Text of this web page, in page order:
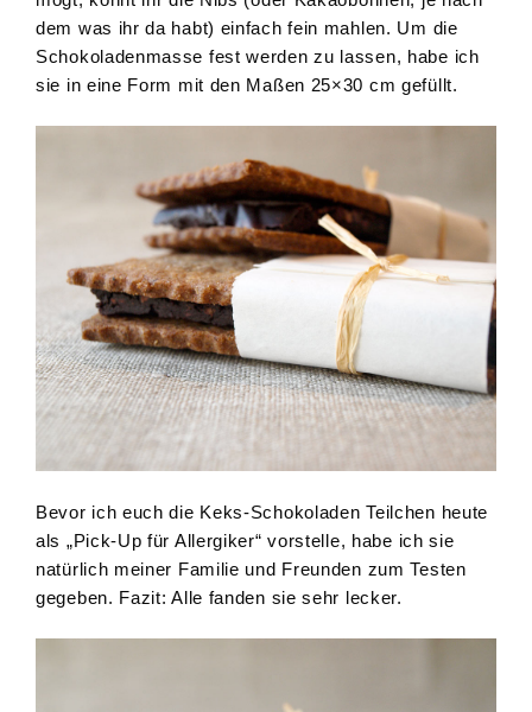
dem was ihr da habt) einfach fein mahlen. Um die
Schokoladenmasse fest werden zu lassen, habe ich
sie in eine Form mit den Maßen 25×30 cm gefüllt.
Bevor ich euch die Keks-Schokoladen Teilchen heute
als „Pick-Up für Allergiker“ vorstelle, habe ich sie
natürlich meiner Familie und Freunden zum Testen
gegeben. Fazit: Alle fanden sie sehr lecker.